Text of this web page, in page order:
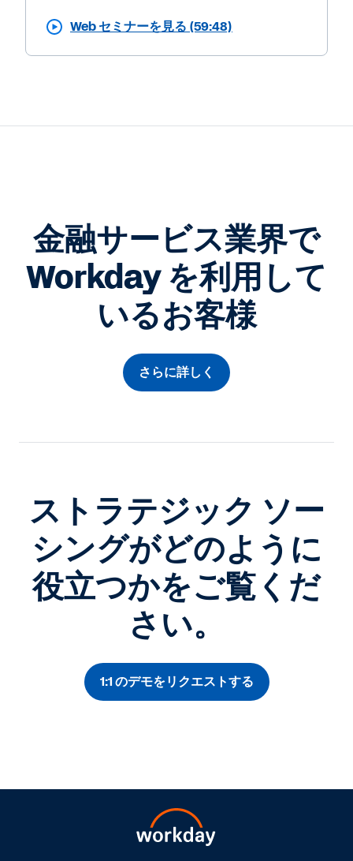
Web セミナーを見る (59:48)
金融サービス業界で
Workday を利用して
いるお客様
さらに詳しく
ストラテジック ソー
シングがどのように
役立つかをご覧くだ
さい。
1:1 のデモをリクエストする